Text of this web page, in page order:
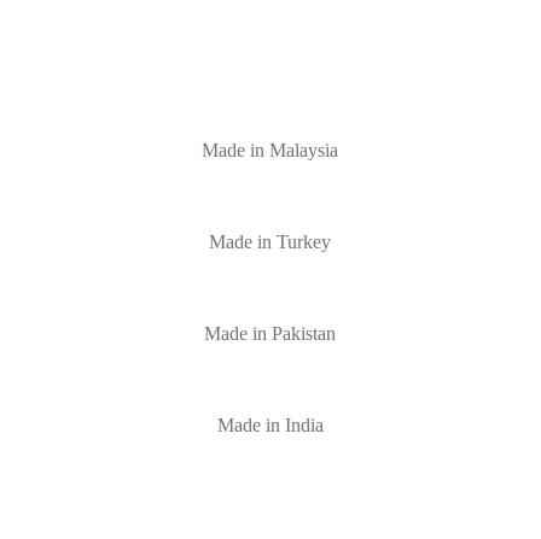
Made in Malaysia
Made in Turkey
Made in Pakistan
Made in India